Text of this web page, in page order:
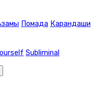
Помада Карандаши
Subliminal